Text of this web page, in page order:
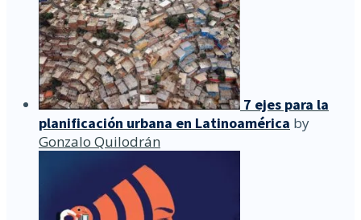
7 ejes para la
planificación urbana en Latinoamérica by
Gonzalo Quilodrán